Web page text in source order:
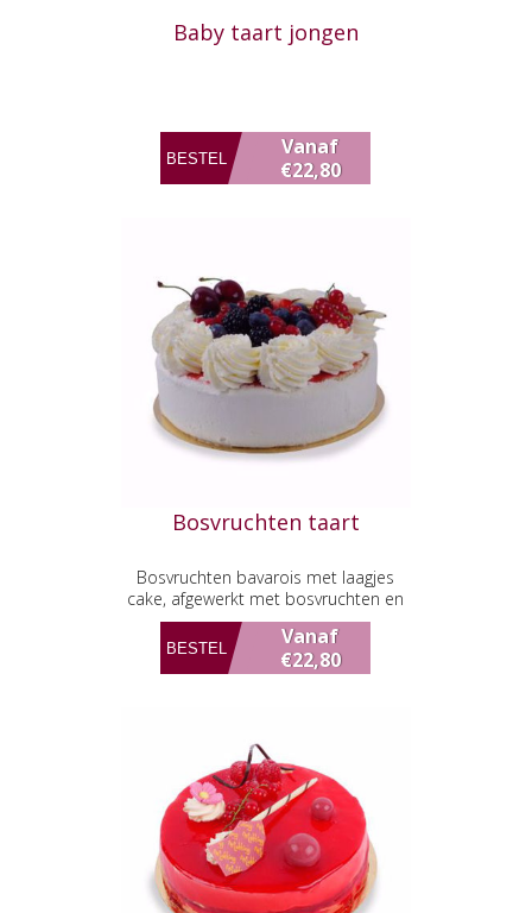
Baby taart jongen
Vanaf
€22,80
Bosvruchten taart
Bosvruchten bavarois met laagjes
cake, afgewerkt met bosvruchten en
verse slagroom
Vanaf
€22,80